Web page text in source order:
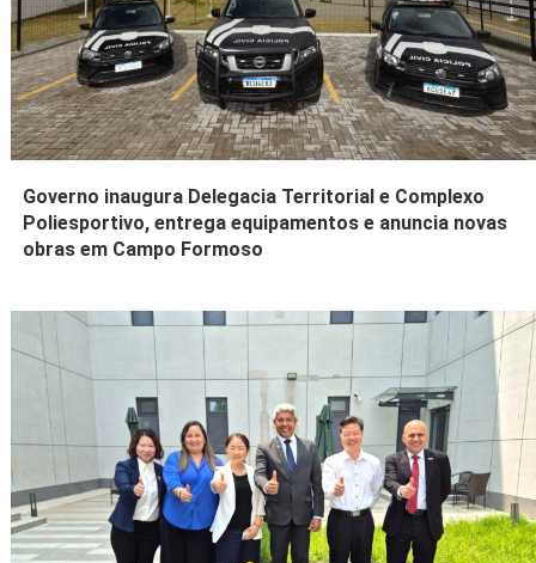
Governo inaugura Delegacia Territorial e Complexo
Poliesportivo, entrega equipamentos e anuncia novas
obras em Campo Formoso